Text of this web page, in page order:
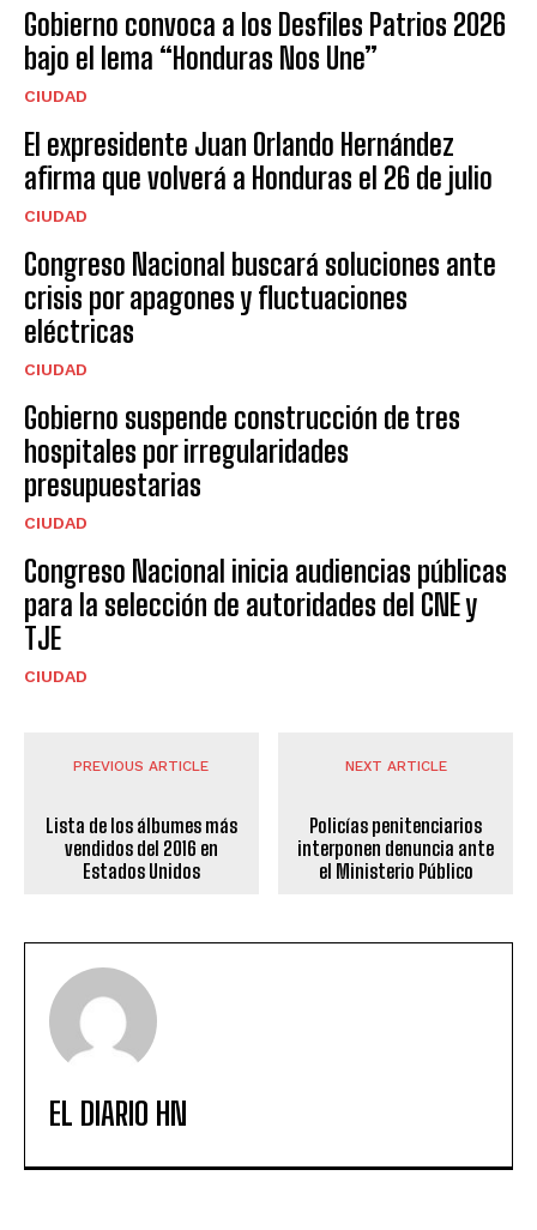
Gobierno convoca a los Desfiles Patrios 2026
bajo el lema “Honduras Nos Une”
CIUDAD
El expresidente Juan Orlando Hernández
afirma que volverá a Honduras el 26 de julio
CIUDAD
Congreso Nacional buscará soluciones ante
crisis por apagones y fluctuaciones
eléctricas
CIUDAD
Gobierno suspende construcción de tres
hospitales por irregularidades
presupuestarias
CIUDAD
Congreso Nacional inicia audiencias públicas
para la selección de autoridades del CNE y
TJE
CIUDAD
PREVIOUS ARTICLE
Lista de los álbumes más
vendidos del 2016 en
Estados Unidos
NEXT ARTICLE
Policías penitenciarios
interponen denuncia ante
el Ministerio Público
EL DIARIO HN